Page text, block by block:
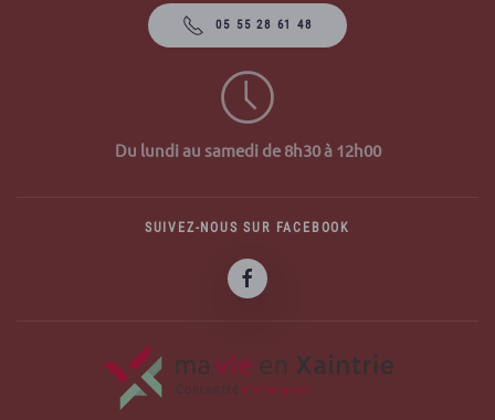
05 55 28 61 48
Du lundi au samedi de 8h30 à 12h00
SUIVEZ-NOUS SUR FACEBOOK